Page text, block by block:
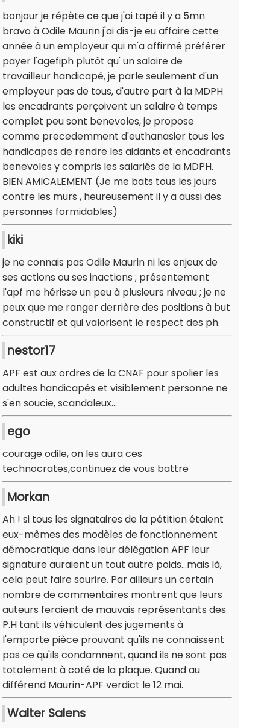
bonjour je répète ce que j'ai tapé il y a 5mn
bravo à Odile Maurin j'ai dis-je eu affaire cette
année à un employeur qui m'a affirmé préférer
payer l'agefiph plutôt qu' un salaire de
travailleur handicapé, je parle seulement d'un
employeur pas de tous, d'autre part à la MDPH
les encadrants perçoivent un salaire à temps
complet peu sont benevoles, je propose
comme precedemment d'euthanasier tous les
handicapes de rendre les aidants et encadrants
benevoles y compris les salariés de la MDPH.
BIEN AMICALEMENT (Je me bats tous les jours
contre les murs , heureusement il y a aussi des
personnes formidables)
kiki
je ne connais pas Odile Maurin ni les enjeux de
ses actions ou ses inactions ; présentement
l'apf me hérisse un peu à plusieurs niveau ; je ne
peux que me ranger derrière des positions à but
constructif et qui valorisent le respect des ph.
nestor17
APF est aux ordres de la CNAF pour spolier les
adultes handicapés et visiblement personne ne
s'en soucie, scandaleux...
ego
courage odile, on les aura ces
technocrates,continuez de vous battre
Morkan
Ah ! si tous les signataires de la pétition étaient
eux-mêmes des modèles de fonctionnement
démocratique dans leur délégation APF leur
signature auraient un tout autre poids...mais là,
cela peut faire sourire. Par ailleurs un certain
nombre de commentaires montrent que leurs
auteurs feraient de mauvais représentants des
P.H tant ils véhiculent des jugements à
l'emporte pièce prouvant qu'ils ne connaissent
pas ce qu'ils condamnent, quand ils ne sont pas
totalement à coté de la plaque. Quand au
différend Maurin-APF verdict le 12 mai.
Walter Salens